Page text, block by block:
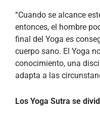
“Cuando se alcance
entonces, el hombre
final del Yoga es
cuerpo sano. El Yoga
conocimiento, una
adapta a las
Los Yoga Sutra se